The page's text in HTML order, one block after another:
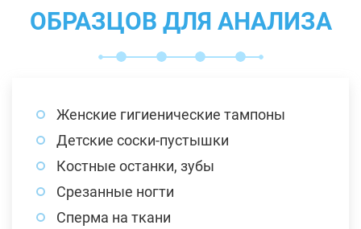
ОБРАЗЦОВ ДЛЯ АНАЛИЗА
Женские гигиенические тампоны
Детские соски-пустышки
Костные останки, зубы
Срезанные ногти
Сперма на ткани